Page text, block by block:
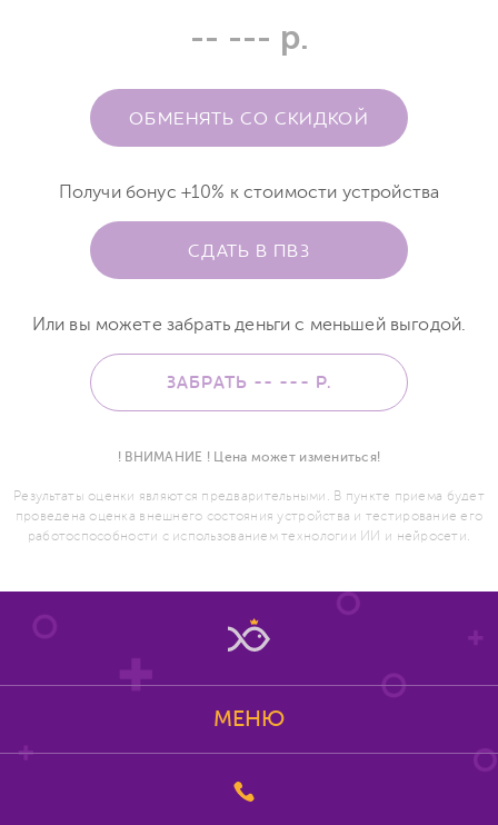
-- --- р.
ОБМЕНЯТЬ СО СКИДКОЙ
Получи бонус +10% к стоимости устройства
СДАТЬ В ПВЗ
Или вы можете забрать деньги с меньшей выгодой.
ЗАБРАТЬ -- --- Р.
! ВНИМАНИЕ ! Цена может измениться!
Результаты оценки являются предварительными. В пункте приема будет
проведена оценка внешнего состояния устройства и тестирование его
работоспособности с использованием технологии ИИ и нейросети.
МЕНЮ